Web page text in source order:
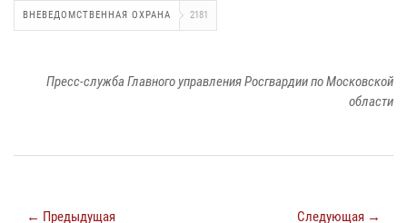
ВНЕВЕДОМСТВЕННАЯ ОХРАНА 2181
Пресс-служба Главного управления Росгвардии по Московской
области
← Предыдущая Следующая →